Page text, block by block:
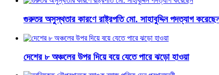
গুরুতর অসুস্থতার কারণে রাষ্ট্রপতি মো. সাহাবুদ্দিন পদত্যাগ
দেশের ৮ অঞ্চলের উপর দিয়ে বয়ে যেতে পারে ঝড়ো হাওয়া